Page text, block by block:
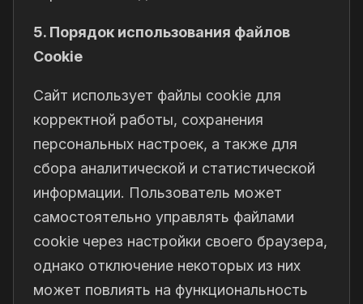
5. Порядок использования файлов
Cookie
Сайт использует файлы cookie для
корректной работы, сохранения
персональных настроек, а также для
сбора аналитической и статистической
информации. Пользователь может
самостоятельно управлять файлами
cookie через настройки своего браузера,
однако отключение некоторых из них
может повлиять на функциональность